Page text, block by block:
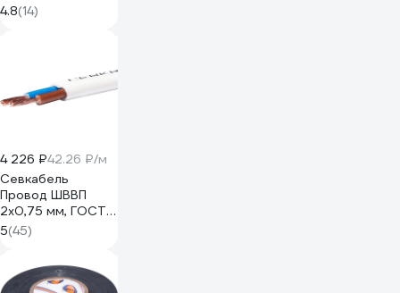
4.8(14)
4 226 ₽42.26 ₽/м
Севкабель
Провод ШВВП
2х0,75 мм, ГОСТ,
100 м 05480
5(45)